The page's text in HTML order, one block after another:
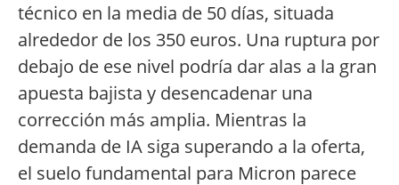
técnico en la media de 50 días, situada
alrededor de los 350 euros. Una ruptura por
debajo de ese nivel podría dar alas a la gran
apuesta bajista y desencadenar una
corrección más amplia. Mientras la
demanda de IA siga superando a la oferta,
el suelo fundamental para Micron parece